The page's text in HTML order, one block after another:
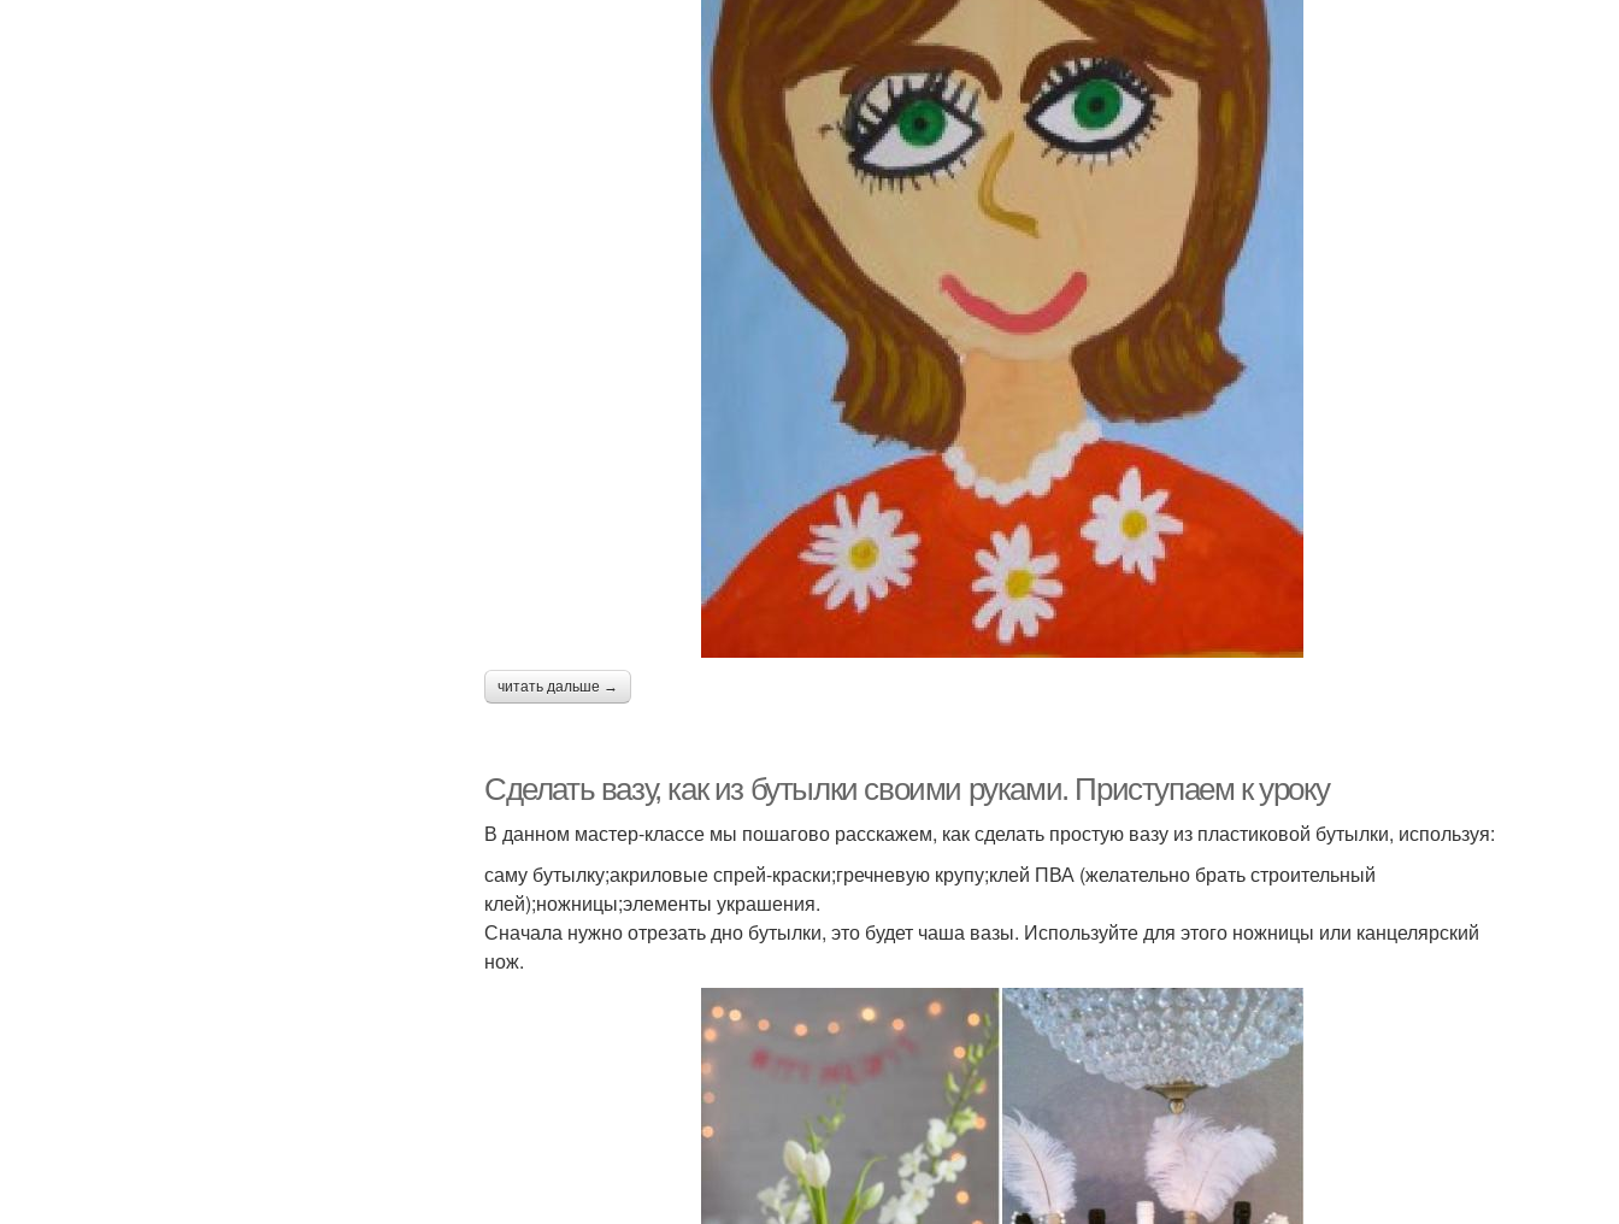
читать дальше →
Сделать вазу, как из бутылки своими руками. Приступаем к уроку
В данном мастер-классе мы пошагово расскажем, как сделать простую вазу из пластиковой бутылки, используя:
саму бутылку;акриловые спрей-краски;гречневую крупу;клей ПВА (желательно брать строительный
клей);ножницы;элементы украшения.
Сначала нужно отрезать дно бутылки, это будет чаша вазы. Используйте для этого ножницы или канцелярский
нож.